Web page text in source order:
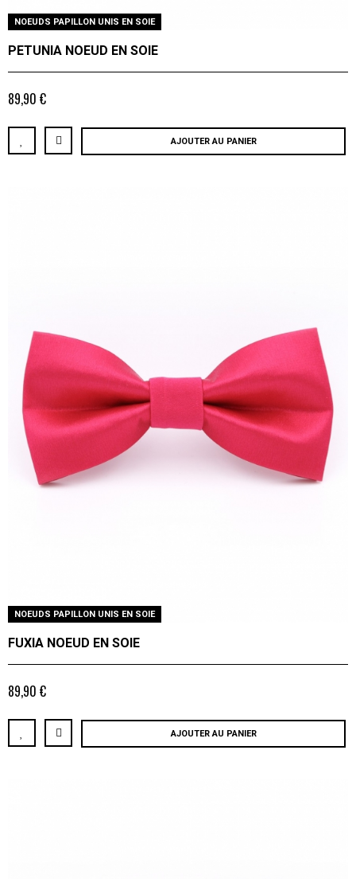
NOEUDS PAPILLON UNIS EN SOIE
PETUNIA NOEUD EN SOIE
89,90 €
AJOUTER AU PANIER
NOEUDS PAPILLON UNIS EN SOIE
FUXIA NOEUD EN SOIE
89,90 €
AJOUTER AU PANIER